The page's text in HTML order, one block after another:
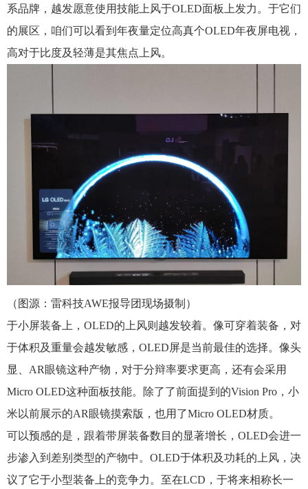
系品牌，越发愿意使用技能上风于OLED面板上发力。于它们
的展区，咱们可以看到年夜量定位高真个OLED年夜屏电视，
高对于比度及轻薄是其焦点上风。
（图源：雷科技AWE报导团现场摄制）
于小屏装备上，OLED的上风则越发较着。像可穿着装备，对
于体积及重量会越发敏感，OLED屏是当前最佳的选择。像头
显、AR眼镜这种产物，对于分辩率要求更高，还有会采用
Micro OLED这种面板技能。除了了前面提到的Vision Pro，小
米以前展示的AR眼镜摸索版，也用了Micro OLED材质。
可以预感的是，跟着带屏装备数目的显著增长，OLED会进一
步渗入到差别类型的产物中。OLED于体积及功耗的上风，决
议了它于小型装备上的竞争力。至在LCD，于将来相称长一